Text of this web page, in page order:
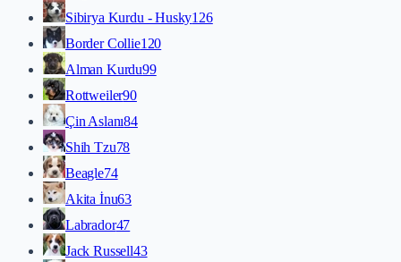
Sibirya Kurdu - Husky126
Border Collie120
Alman Kurdu99
Rottweiler90
Çin Aslanı84
Shih Tzu78
Beagle74
Akita İnu63
Labrador47
Jack Russell43